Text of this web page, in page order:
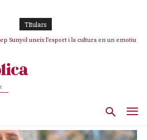
TItulars
Sunyol uneix l’esport i la cultura en un emotiu